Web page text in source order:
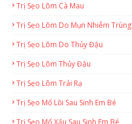
Trị Sẹo Lõm Cà Mau
Trị Sẹo Lõm Do Mụn Nhiễm Trùng
Trị Sẹo Lõm Do Thủy Đậu
Trị Sẹo Lõm Thủy Đậu
Trị Sẹo Lõm Trái Rạ
Trị Sẹo Mổ Lồi Sau Sinh Em Bé
Trị Sẹo Mổ Xấu Sau Sinh Em Bé